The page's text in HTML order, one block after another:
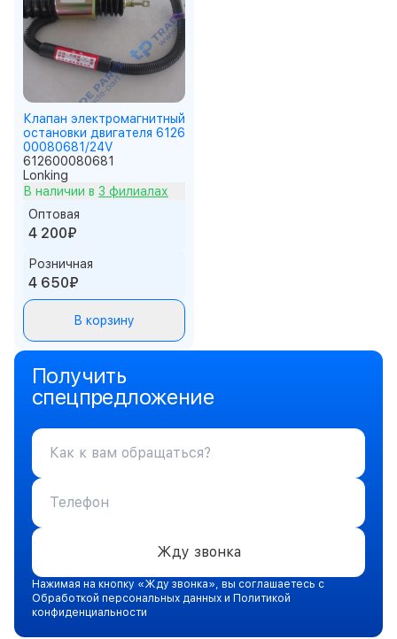
Клапан электромагнитный
остановки двигателя 6126
00080681/24V
612600080681
Lonking
В наличии в 3 филиалах
Оптовая
4 200₽
Розничная
4 650₽
В корзину
Получить
спецпредложение
Жду звонка
Нажимая на кнопку «Жду звонка», вы соглашаетесь с
Обработкой персональных данных и Политикой
конфиденциальности